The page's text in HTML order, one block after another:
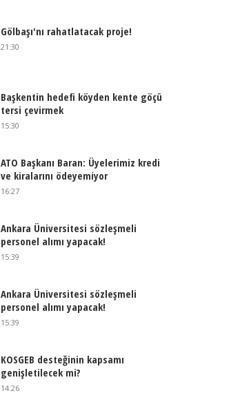
Gölbaşı'nı rahatlatacak proje!
21:30
Başkentin hedefi köyden kente göçü
tersi çevirmek
15:30
ATO Başkanı Baran: Üyelerimiz kredi
ve kiralarını ödeyemiyor
16:27
Ankara Üniversitesi sözleşmeli
personel alımı yapacak!
15:39
Ankara Üniversitesi sözleşmeli
personel alımı yapacak!
15:39
KOSGEB desteğinin kapsamı
genişletilecek mi?
14:26